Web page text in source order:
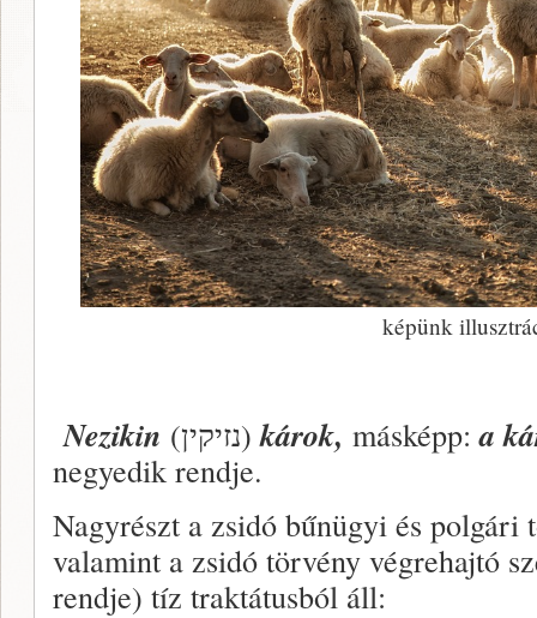
képünk
Nezikin (נזיקין)károk, másképp:a
negyedik rendje.
Nagyrészt a zsidó bűnügyi és
valamint a zsidó törvény végrehajtó
rendje) tíz traktátusból áll: